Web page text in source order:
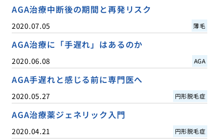
AGA治療中断後の期間と再発リスク
2020.07.05 薄毛
AGA治療に「手遅れ」はあるのか
2020.06.08 AGA
AGA手遅れと感じる前に専門医へ
2020.05.27 円形脱毛症
AGA治療薬ジェネリック入門
2020.04.21 円形脱毛症